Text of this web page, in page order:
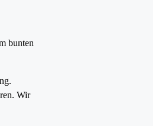
bunten
Wir